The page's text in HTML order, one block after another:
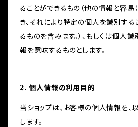
ることができるもの（他の情報と容易
き、それにより特定の個人を識別する
るものを含みます。）、もしくは個人
報を意味するものとします。
2. 個人情報の利用目的
当ショップは、お客様の個人情報を
します。